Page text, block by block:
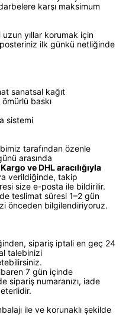
karşı maksimum
yıllar korumak için
posteriniz ilk günkü netliğinde
sanatsal kağıt
baskı
sistemi
tarafından özenle
arasında
ve DHL aracılığıyla
verildiğinde, takip
size e-posta ile bildirilir.
teslimat süresi 1–2 gün
önceden bilgilendiriyoruz.
sipariş iptali en geç 24
talebinizi
7 gün içinde
sipariş numaranızı, iade
ile ve korunaklı şekilde